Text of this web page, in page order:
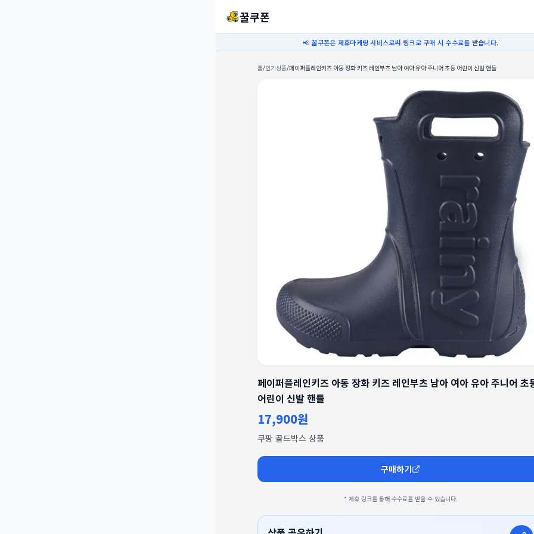
꿀쿠폰
📢 꿀쿠폰은 제휴마케팅 서비스로써 링크로 구매 시 수수료를 받습니다.
홈/인기상품/페이퍼플레인키즈 아동 장화 키즈 레인부츠 남아 여아 유아 주니어 초등 어린이 신발 핸들
페이퍼플레인키즈 아동 장화 키즈 레인부츠 남아 여아 유아 주니어 초
어린이 신발 핸들
17,900원
쿠팡 골드박스 상품
구매하기
* 제휴 링크를 통해 수수료를 받을 수 있습니다.